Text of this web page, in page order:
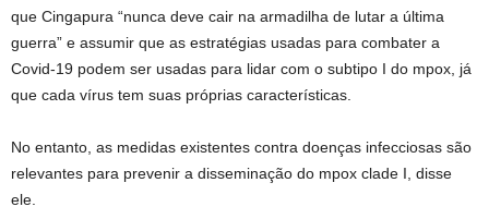
que Cingapura “nunca deve cair na armadilha de lutar a última
guerra” e assumir que as estratégias usadas para combater a
Covid-19 podem ser usadas para lidar com o subtipo I do mpox, já
que cada vírus tem suas próprias características.
No entanto, as medidas existentes contra doenças infecciosas são
relevantes para prevenir a disseminação do mpox clade I, disse
ele.